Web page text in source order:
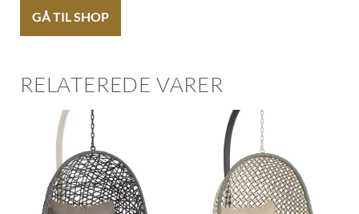
GÅ TIL SHOP
RELATEREDE VARER